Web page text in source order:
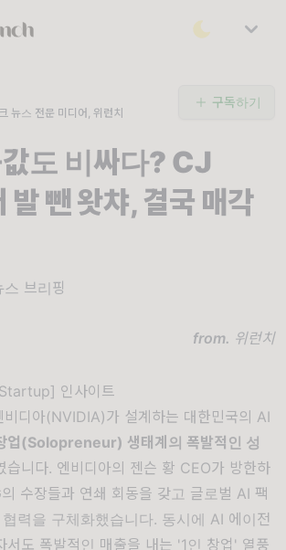
뉴스 전문 미디어, 위런치
구독하기
도 비싸다? CJ
뺀 왓챠, 결국 매각
브리핑
from. 위런치
인사이트
비디아(NVIDIA)가 설계하는 대한민국의 AI
업(Solopreneur) 생태계의 폭발적인 성
습니다. 엔비디아의 젠슨 황 CEO가 방한하
수장들과 연쇄 회동을 갖고 글로벌 AI 팩
력을 구체화했습니다. 동시에 AI 에이전
서도 폭발적인 매출을 내는 '1인 창업' 열풍